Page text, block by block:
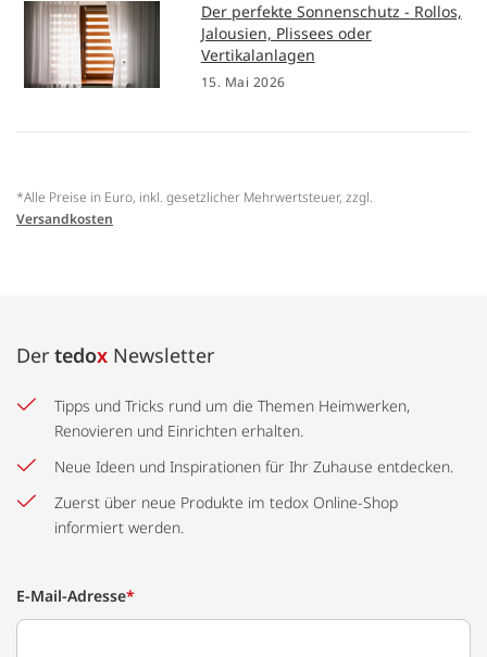
Der perfekte Sonnenschutz - Rollos,
Jalousien, Plissees oder
Vertikalanlagen
15. Mai 2026
*Alle Preise in Euro, inkl. gesetzlicher Mehrwertsteuer, zzgl.
Versandkosten
Der tedox Newsletter
Tipps und Tricks rund um die Themen Heimwerken,
Renovieren und Einrichten erhalten.
Neue Ideen und Inspirationen für Ihr Zuhause entdecken.
Zuerst über neue Produkte im tedox Online-Shop
informiert werden.
E-Mail-Adresse*